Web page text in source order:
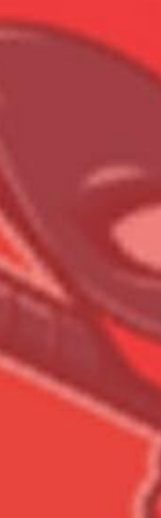
Всего товара в корзине
Сумма к оплате (без